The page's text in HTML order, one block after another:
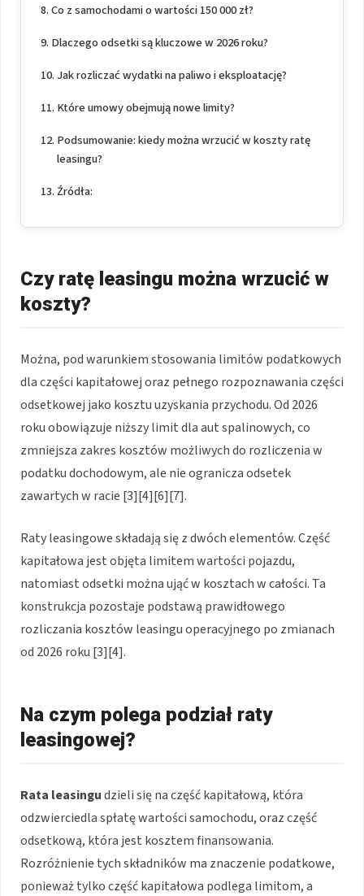
Co z samochodami o wartości 150 000 zł?
Dlaczego odsetki są kluczowe w 2026 roku?
Jak rozliczać wydatki na paliwo i eksploatację?
Które umowy obejmują nowe limity?
Podsumowanie: kiedy można wrzucić w koszty ratę
leasingu?
Źródła:
Czy ratę leasingu można wrzucić w
koszty?
Można, pod warunkiem stosowania limitów podatkowych
dla części kapitałowej oraz pełnego rozpoznawania części
odsetkowej jako kosztu uzyskania przychodu. Od 2026
roku obowiązuje niższy limit dla aut spalinowych, co
zmniejsza zakres kosztów możliwych do rozliczenia w
podatku dochodowym, ale nie ogranicza odsetek
zawartych w racie [3][4][6][7].
Raty leasingowe składają się z dwóch elementów. Część
kapitałowa jest objęta limitem wartości pojazdu,
natomiast odsetki można ująć w kosztach w całości. Ta
konstrukcja pozostaje podstawą prawidłowego
rozliczania kosztów leasingu operacyjnego po zmianach
od 2026 roku [3][4].
Na czym polega podział raty
leasingowej?
Rata leasingudzieli się na część kapitałową, która
odzwierciedla spłatę wartości samochodu, oraz część
odsetkową, która jest kosztem finansowania.
Rozróżnienie tych składników ma znaczenie podatkowe,
ponieważ tylko część kapitałowa podlega limitom, a